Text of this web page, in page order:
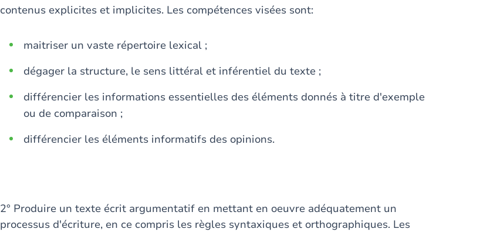
contenus explicites et implicites. Les compétences visées sont:
maitriser un vaste répertoire lexical ;
dégager la structure, le sens littéral et inférentiel du texte ;
différencier les informations essentielles des éléments donnés à titre d'exemple
ou de comparaison ;
différencier les éléments informatifs des opinions.
2° Produire un texte écrit argumentatif en mettant en oeuvre adéquatement un
processus d'écriture, en ce compris les règles syntaxiques et orthographiques. Les